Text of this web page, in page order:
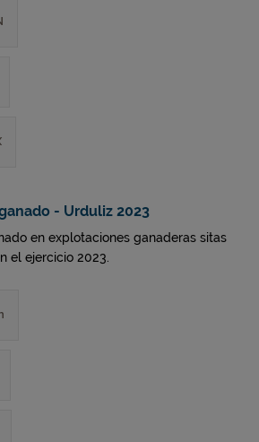
- Urduliz 2023
en explotaciones ganaderas sitas
el ejercicio 2023.